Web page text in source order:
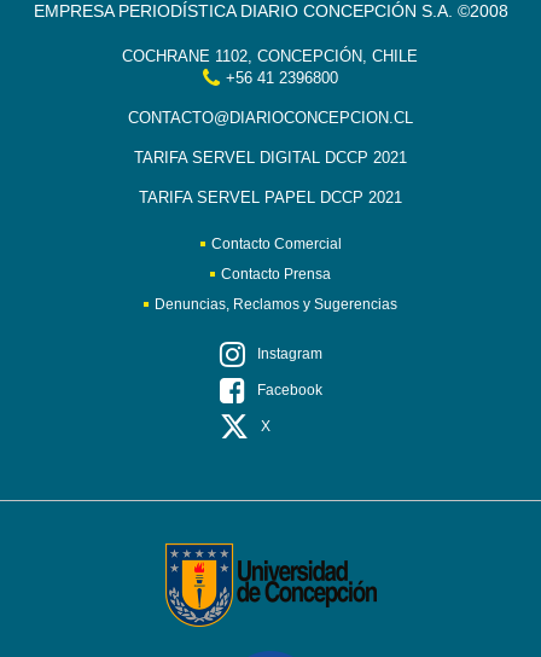
EMPRESA PERIODÍSTICA DIARIO CONCEPCIÓN S.A. ©2008
COCHRANE 1102, CONCEPCIÓN, CHILE
+56 41 2396800
CONTACTO@DIARIOCONCEPCION.CL
TARIFA SERVEL DIGITAL DCCP 2021
TARIFA SERVEL PAPEL DCCP 2021
Contacto Comercial
Contacto Prensa
Denuncias, Reclamos y Sugerencias
Instagram
Facebook
X